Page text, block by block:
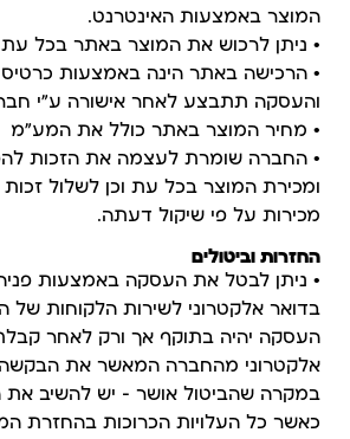
המוצר באמצעות האינטרנט.
• ניתן לרכוש את המוצר באתר בכל
• הרכישה באתר הינה באמצעות
והעסקה תתבצע לאחר אישורה ע"י
• מחיר המוצר באתר כולל את המע"מ
• החברה שומרת לעצמה את הזכות
ומכירת המוצר בכל עת וכן לשלול
מכירות על פי שיקול דעתה.
החזרות וביטולים
• ניתן לבטל את העסקה באמצעות פניה
בדואר אלקטרוני לשירות הלקוחות של
העסקה יהיה בתוקף אך ורק לאחר
אלקטרוני מהחברה המאשר את הבקשה
במקרה שהביטול אושר – יש להשיב
כאשר כל העלויות הכרוכות בהחזרת